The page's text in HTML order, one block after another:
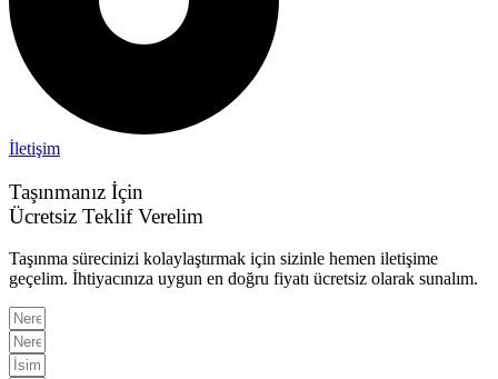
İletişim
Taşınmanız İçin
Ücretsiz Teklif Verelim
Taşınma sürecinizi kolaylaştırmak için sizinle hemen iletişime
geçelim. İhtiyacınıza uygun en doğru fiyatı ücretsiz olarak sunalım.